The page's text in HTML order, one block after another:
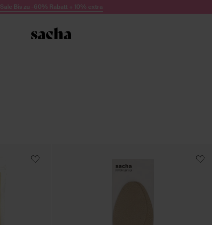
Sale Bis zu -60% Rabatt + 10% extra